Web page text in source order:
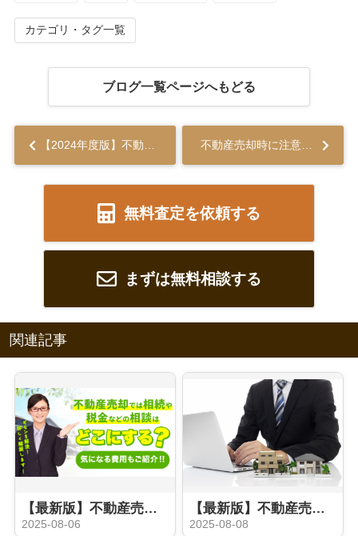
カテゴリ・タグ一覧
ブログ一覧ページへもどる
【2024年度版】不動産売却の税金対策！取得費が不明な場合はどうする？... 不動産売却時に注意したい契約不適合責任とは？トラブル回避の策もご紹介...
無料査定を依頼する
まずは無料相談する
関連記事
【最新版】不動産売却の際に相続や税金などの相談はどこにする？気になる費用もご紹介
2025-08-06
【最新版】不動産売却時の媒介契約とは？種類やおすすめのタイプをご紹介
2025-08-08